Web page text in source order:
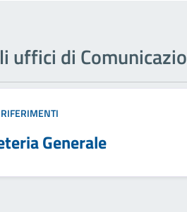
uffici di
Generale